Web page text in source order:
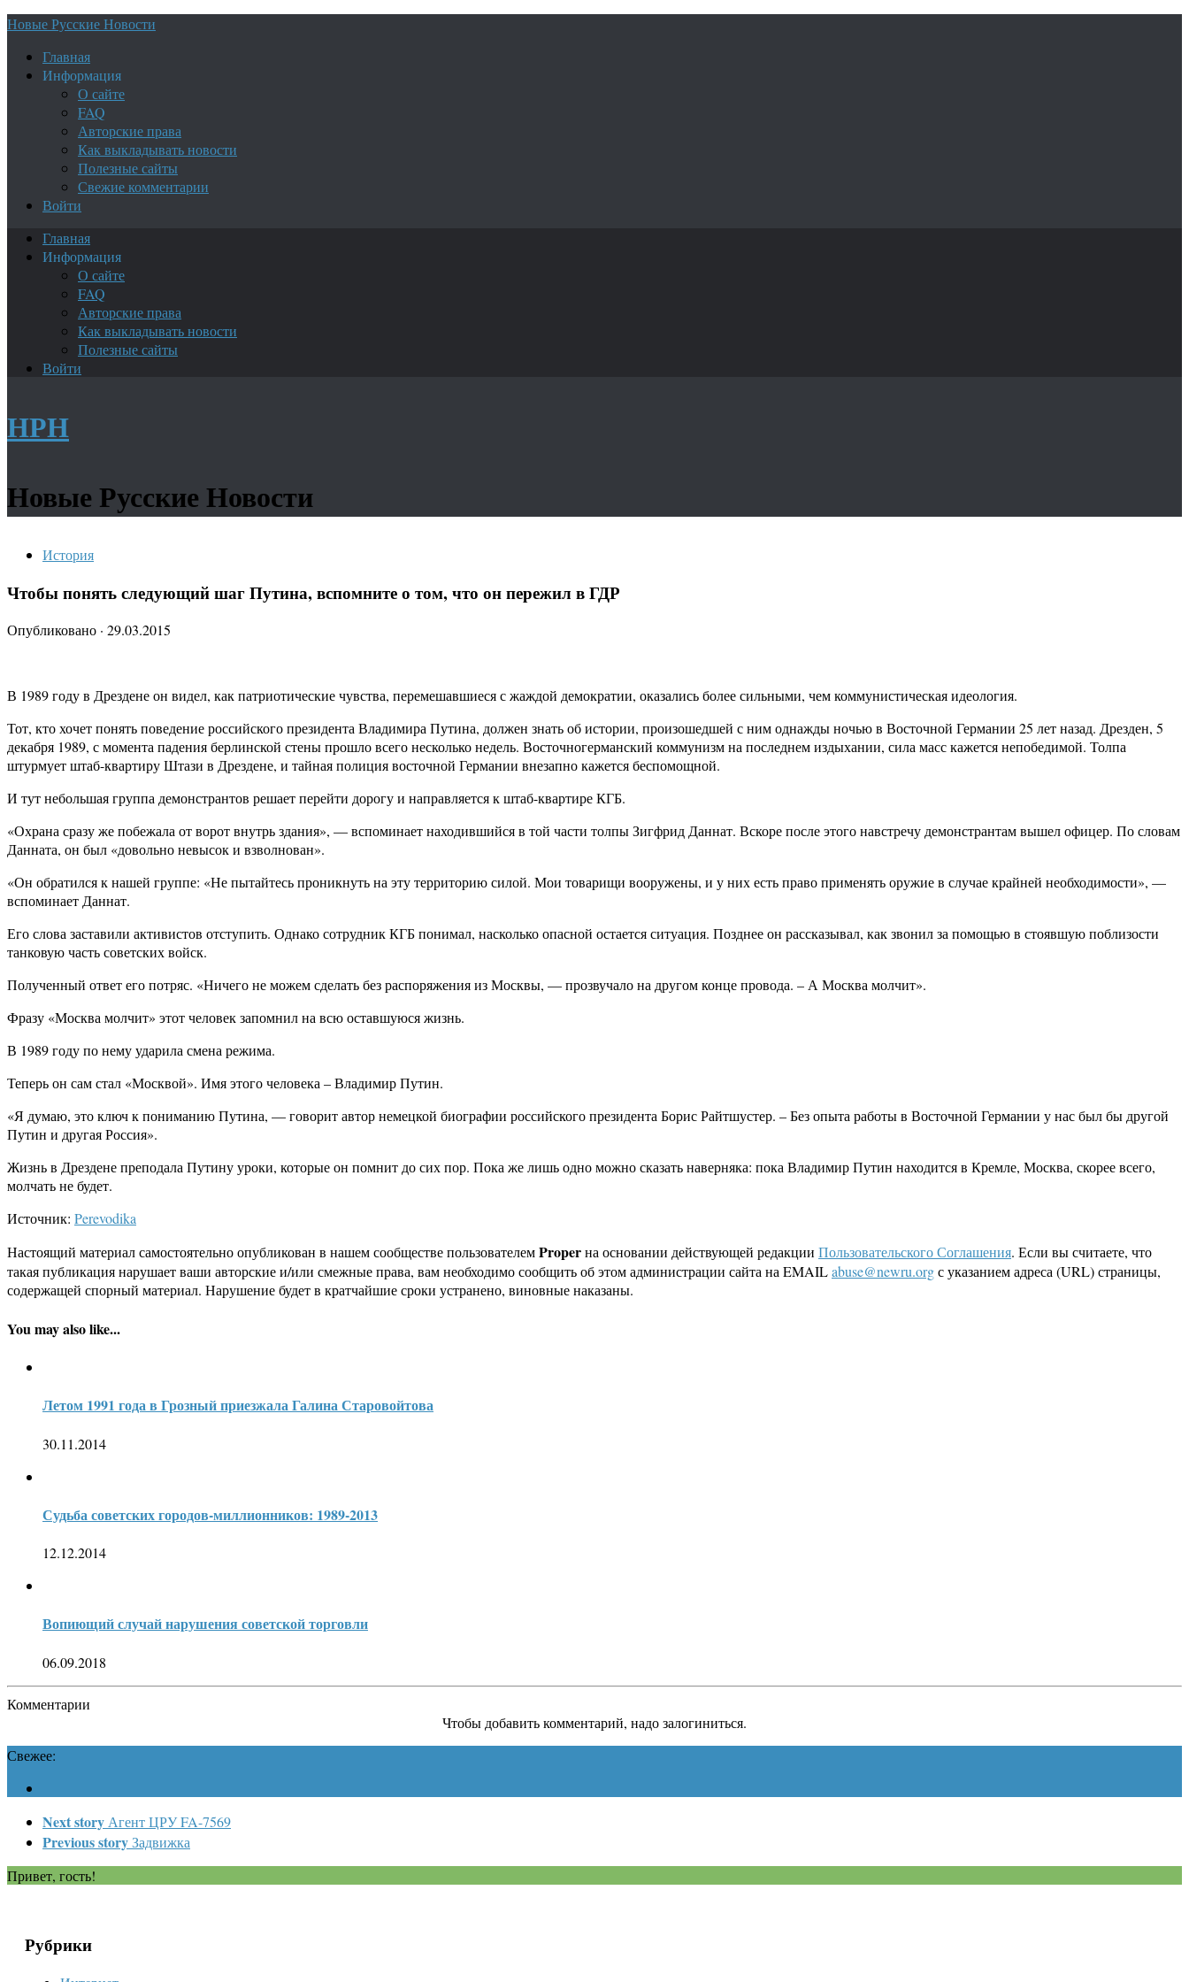
Новые Русские Новости
Главная
Информация
О сайте
FAQ
Авторские права
Как выкладывать новости
Полезные сайты
Свежие комментарии
Войти
Главная
Информация
О сайте
FAQ
Авторские права
Как выкладывать новости
Полезные сайты
Войти
НРН
Новые Русские Новости
История
Чтобы понять следующий шаг Путина, вспомните о том, что он пережил в ГДР
Опубликовано · 29.03.2015
В 1989 году в Дрездене он видел, как патриотические чувства, перемешавшиеся с жаждой демократии, оказались более сильными, чем коммунистическая идеология.
Тот, кто хочет понять поведение российского президента Владимира Путина, должен знать об истории, произошедшей с ним однажды ночью в Восточной Германии 25 лет назад. Дрезден, 5
декабря 1989, с момента падения берлинской стены прошло всего несколько недель. Восточногерманский коммунизм на последнем издыхании, сила масс кажется непобедимой. Толпа
штурмует штаб-квартиру Штази в Дрездене, и тайная полиция восточной Германии внезапно кажется беспомощной.
И тут небольшая группа демонстрантов решает перейти дорогу и направляется к штаб-квартире КГБ.
«Охрана сразу же побежала от ворот внутрь здания», — вспоминает находившийся в той части толпы Зигфрид Даннат. Вскоре после этого навстречу демонстрантам вышел офицер. По словам
Данната, он был «довольно невысок и взволнован».
«Он обратился к нашей группе: «Не пытайтесь проникнуть на эту территорию силой. Мои товарищи вооружены, и у них есть право применять оружие в случае крайней необходимости», —
вспоминает Даннат.
Его слова заставили активистов отступить. Однако сотрудник КГБ понимал, насколько опасной остается ситуация. Позднее он рассказывал, как звонил за помощью в стоявшую поблизости
танковую часть советских войск.
Полученный ответ его потряс. «Ничего не можем сделать без распоряжения из Москвы, — прозвучало на другом конце провода. – А Москва молчит».
Фразу «Москва молчит» этот человек запомнил на всю оставшуюся жизнь.
В 1989 году по нему ударила смена режима.
Теперь он сам стал «Москвой». Имя этого человека – Владимир Путин.
«Я думаю, это ключ к пониманию Путина, — говорит автор немецкой биографии российского президента Борис Райтшустер. – Без опыта работы в Восточной Германии у нас был бы другой
Путин и другая Россия».
Жизнь в Дрездене преподала Путину уроки, которые он помнит до сих пор. Пока же лишь одно можно сказать наверняка: пока Владимир Путин находится в Кремле, Москва, скорее всего,
молчать не будет.
Источник: Perevodika
Настоящий материал самостоятельно опубликован в нашем сообществе пользователемProperна основании действующей редакции Пользовательского Соглашения. Если вы считаете, что
такая публикация нарушает ваши авторские и/или смежные права, вам необходимо сообщить об этом администрации сайта на EMAILabuse@newru.orgс указанием адреса (URL) страницы,
содержащей спорный материал. Нарушение будет в кратчайшие сроки устранено, виновные наказаны.
You may also like...
Летом 1991 года в Грозный приезжала Галина Старовойтова
30.11.2014
Судьба советских городов-миллионников: 1989-2013
12.12.2014
Вопиющий случай нарушения советской торговли
06.09.2018
Комментарии
Чтобы добавить комментарий, надо залогиниться.
Свежее:
Next story Агент ЦРУ FA-7569
Previous storyЗадвижка
Привет, гость!
Рубрики